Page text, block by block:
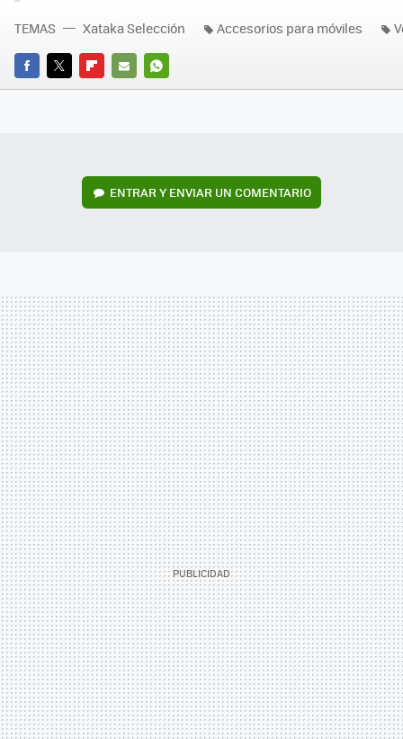
FACEBOOK
TWITTERFLIPBOARD
E-
WHATSAPP
TEMAS Xataka Selección Accesorios para móviles
ENTRAR Y ENVIAR UN COMENTARIO